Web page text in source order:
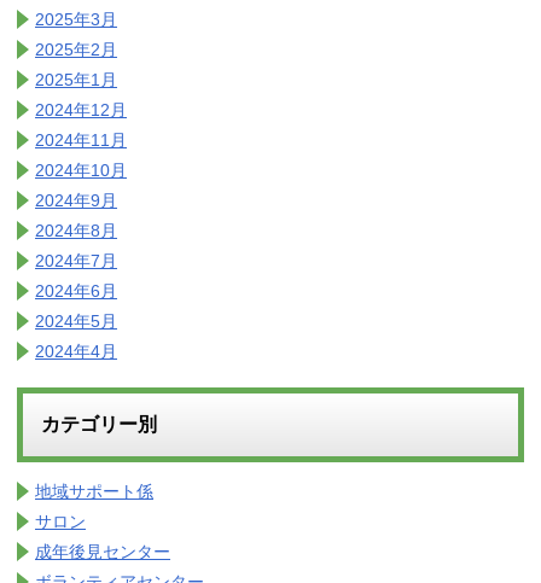
2025年3月
2025年2月
2025年1月
2024年12月
2024年11月
2024年10月
2024年9月
2024年8月
2024年7月
2024年6月
2024年5月
2024年4月
カテゴリー別
地域サポート係
サロン
成年後見センター